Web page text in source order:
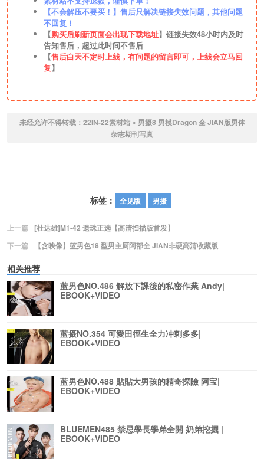
【不会解压不要买！】售后只解决链接失效问题，其他问题
不回复！
【购买后刷新页面会出现下载地址】链接失效48小时内及时
告知售后，超过此时间不售后
【售后白天不定时上线，有问题的留言即可，上线会立马回
复】
未经允许不得转载： 22IN-22素材站» 男摄8 男模Dragon 全 JIAN版男体
杂志期刊写真
标签： 全见版 男摄
上一篇
[杜达雄]M1-42 遗珠正选【高清扫描版首发】
下一篇
【含映像】蓝男色18 型男主厨阿部全 JIAN非硬高清收藏版
相关推荐
蓝男色NO.486 解放下課後的私密作業 Andy|
EBOOK+VIDEO
蓝摄NO.354 可愛田徑生全力冲刺多多|
EBOOK+VIDEO
蓝男色NO.488 貼貼大男孩的精奇探險 阿宝|
EBOOK+VIDEO
BLUEMEN485 禁忌學長學弟全開 奶弟挖掘 |
EBOOK+VIDEO